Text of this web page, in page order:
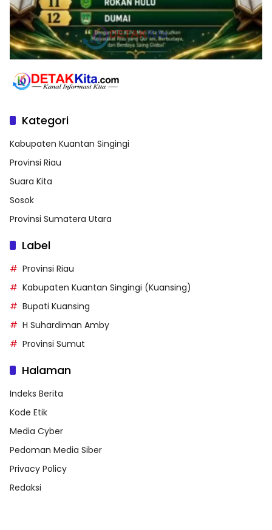
Kategori
Kabupaten Kuantan Singingi
Provinsi Riau
Suara Kita
Sosok
Provinsi Sumatera Utara
Label
Provinsi Riau
Kabupaten Kuantan Singingi (Kuansing)
Bupati Kuansing
H Suhardiman Amby
Provinsi Sumut
Halaman
Indeks Berita
Kode Etik
Media Cyber
Pedoman Media Siber
Privacy Policy
Redaksi